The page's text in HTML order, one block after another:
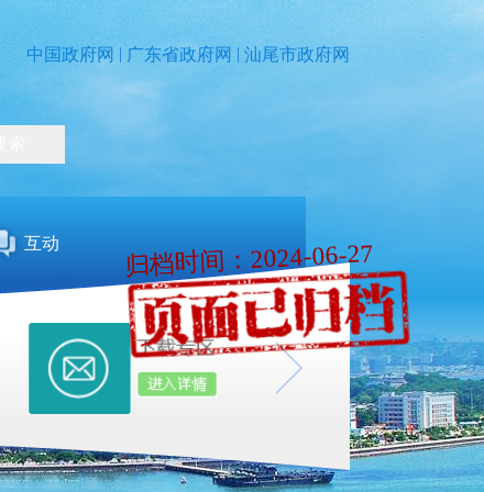
归档时间：2024-06-27
中国政府网 | 广东省政府网 | 汕尾市政府网
互动